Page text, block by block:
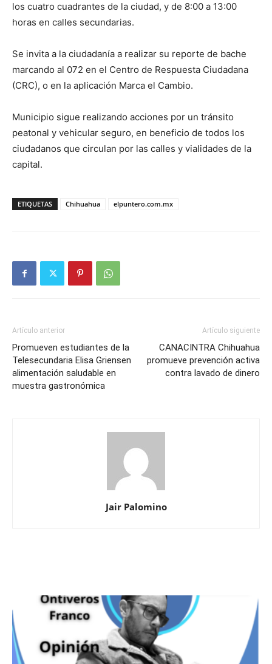
los cuatro cuadrantes de la ciudad, y de 8:00 a 13:00
horas en calles secundarias.
Se invita a la ciudadanía a realizar su reporte de bache
marcando al 072 en el Centro de Respuesta Ciudadana
(CRC), o en la aplicación Marca el Cambio.
Municipio sigue realizando acciones por un tránsito
peatonal y vehicular seguro, en beneficio de todos los
ciudadanos que circulan por las calles y vialidades de la
capital.
ETIQUETAS Chihuahua elpuntero.com.mx
Artículo anterior
Promueven estudiantes de la
Telesecundaria Elisa Griensen
alimentación saludable en
muestra gastronómica
Artículo siguiente
CANACINTRA Chihuahua
promueve prevención activa
contra lavado de dinero
Jair Palomino